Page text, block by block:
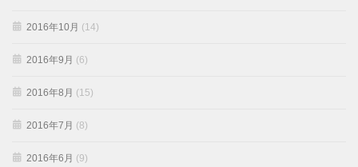
2016年10月 (14)
2016年9月 (6)
2016年8月 (15)
2016年7月 (8)
2016年6月 (9)